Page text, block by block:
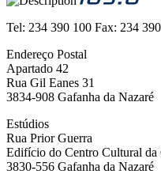
Tel: 234 390 100 Fax: 234
Endereço Postal
Apartado 42
Rua Gil Eanes 31
3834-908 Gafanha da Nazaré
Estúdios
Rua Prior Guerra
Edifício do Centro Cultural da
3830-556 Gafanha da Nazaré